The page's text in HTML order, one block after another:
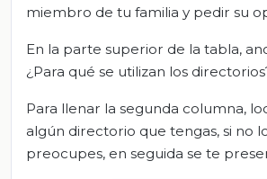
miembro de tu familia y pedir su
En la parte superior de la tabla,
¿Para qué se utilizan los
Para llenar la segunda columna,
algún directorio que tengas, si no
preocupes, en seguida se te